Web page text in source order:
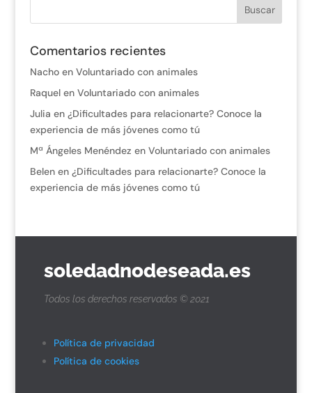
Comentarios recientes
Nachoen Voluntariado con animales
Raquelen Voluntariado con animales
Julia en ¿Dificultades para relacionarte? Conoce la
experiencia de más jóvenes como tú
Mª Ángeles Menéndez en Voluntariado con animales
Belenen ¿Dificultades para relacionarte? Conoce la
experiencia de más jóvenes como tú
soledadnodeseada.es
Todos los derechos reservados © 2021
Política de privacidad
Política de cookies